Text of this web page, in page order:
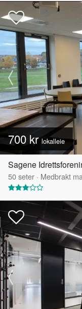
700 krlokalleie
Sagene
50seter · Medbrakt